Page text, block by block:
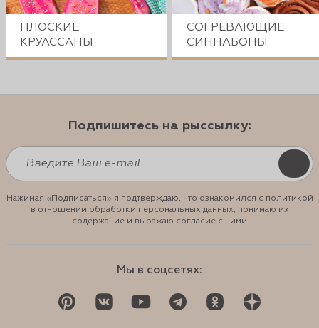
ПЛОСКИЕ
КРУАССАНЫ
СОГРЕВАЮЩИЕ
СИННАБОНЫ
Подпишитесь на рыссылку:
Нажимая «Подписаться» я подтверждаю, что ознакомился с политикой
в отношении обработки персональных данных, понимаю их
содержание и выражаю согласие с ними
Мы в соцсетях: